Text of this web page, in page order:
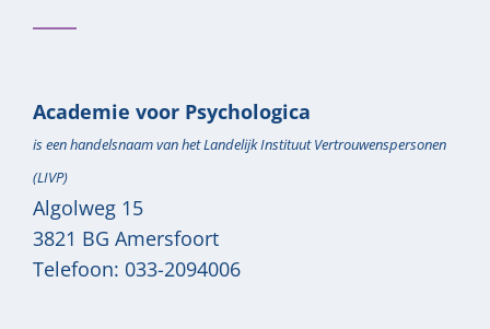
Academie voor Psychologica
is een handelsnaam van het Landelijk Instituut Vertrouwenspersonen
(LIVP)
Algolweg 15
3821 BG Amersfoort
Telefoon: 033-2094006